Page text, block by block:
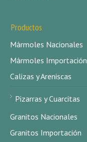
Productos
Mármoles Nacionales
Mármoles Importación
Calizas y Areniscas
Pizarras y Cuarcitas
Granitos Nacionales
Granitos Importación